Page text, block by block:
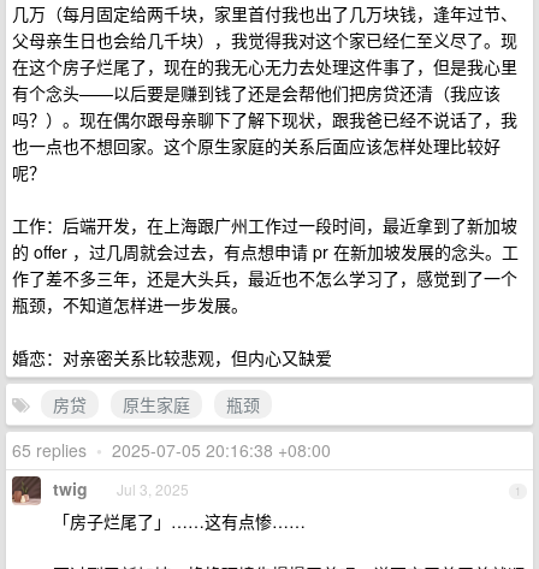
几万（每月固定给两千块，家里首付我也出了几万块钱，逢年过节、
父母亲生日也会给几千块），我觉得我对这个家已经仁至义尽了。现
在这个房子烂尾了，现在的我无心无力去处理这件事了，但是我心里
有个念头——以后要是赚到钱了还是会帮他们把房贷还清（我应该
吗？）。现在偶尔跟母亲聊下了解下现状，跟我爸已经不说话了，我
也一点也不想回家。这个原生家庭的关系后面应该怎样处理比较好
呢？
工作：后端开发，在上海跟广州工作过一段时间，最近拿到了新加坡
的 offer ，过几周就会过去，有点想申请 pr 在新加坡发展的念头。工
作了差不多三年，还是大头兵，最近也不怎么学习了，感觉到了一个
瓶颈，不知道怎样进一步发展。
婚恋：对亲密关系比较悲观，但内心又缺爱
房贷
原生家庭
瓶颈
65 replies • 2025-07-05 20:16:38 +08:00
1
twig Jul 3, 2025
「房子烂尾了」……这有点惨……